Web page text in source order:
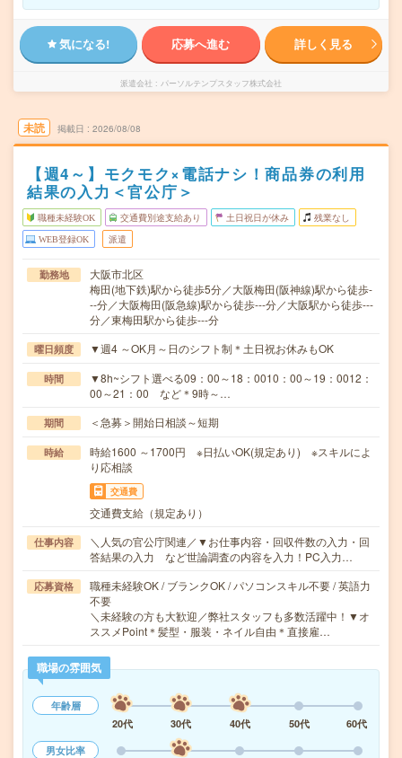
気になる! 応募へ進む 詳しく見る
派遣会社 パーソルテンプスタッフ株式会社
未読 掲載日 2026/08/08
【週4～】モクモク×電話ナシ！商品券の利用
結果の入力＜官公庁＞
職種未経験OK 交通費別途支給あり 土日祝日が休み 残業なし
WEB登録OK 派遣
勤務地
大阪市北区
梅田(地下鉄)駅から徒歩5分／大阪梅田(阪神線)駅から徒歩-
--分／大阪梅田(阪急線)駅から徒歩---分／大阪駅から徒歩---
分／東梅田駅から徒歩---分
曜日頻度 ▼週4 ～OK月～日のシフト制＊土日祝お休みもOK
時間
▼8h~シフト選べる09：00～18：0010：00～19：0012：
00～21：00 など＊9時～…
期間 ＜急募＞開始日相談～短期
時給
時給1600 ～1700円 ※日払いOK(規定あり) ※スキルによ
り応相談
交通費
交通費支給（規定あり）
仕事内容
＼人気の官公庁関連／▼お仕事内容・回収件数の入力・回
答結果の入力 など世論調査の内容を入力！PC入力…
応募資格
職種未経験OK / ブランクOK / パソコンスキル不要 / 英語力
不要
＼未経験の方も大歓迎／弊社スタッフも多数活躍中！▼オ
ススメPoint＊髪型・服装・ネイル自由＊直接雇…
職場の雰囲気
年齢層
20代
30代 40代 50代
60代
男女比率